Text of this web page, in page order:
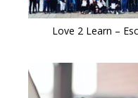
Love 2 Learn –